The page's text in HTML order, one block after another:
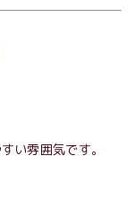
い雰囲気です。